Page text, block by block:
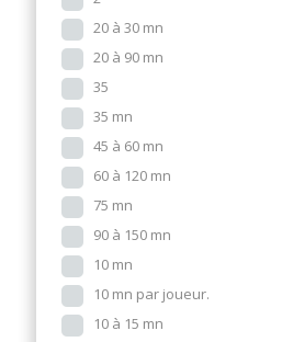
20 à 30 mn
20 à 90 mn
35
35 mn
45 à 60 mn
60 à 120 mn
75 mn
90 à 150 mn
10 mn
10 mn par joueur.
10 à 15 mn